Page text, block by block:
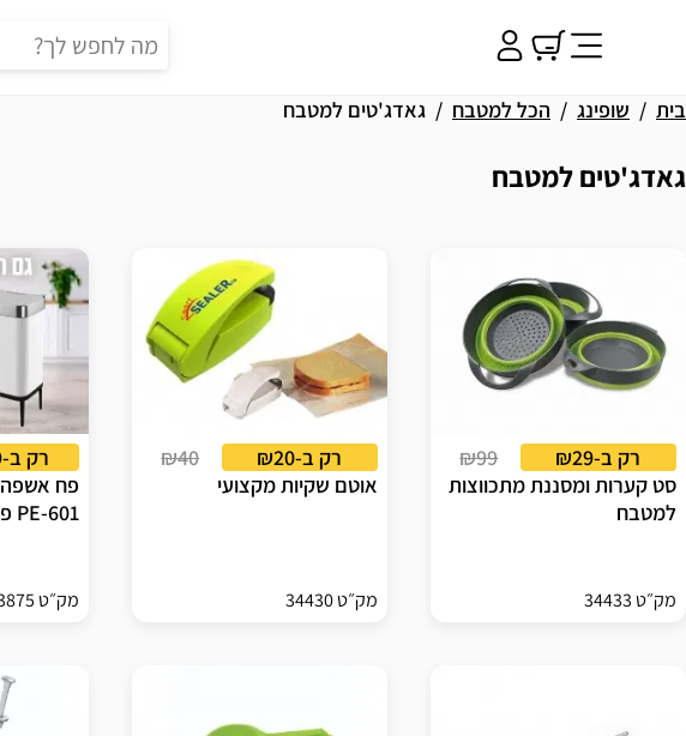
בית שופינג הכל למטבח גאדג'טים למטבח
גאדג'טים למטבח
רק ב-₪29
₪99
סט קערות ומסננת מתכווצות
למטבח
מק״ט 34433
רק ב-₪20
₪40
אוטם שקיות מקצועי
מק״ט 34430
רק ב-₪299
PE-601 פירלס Peerless
מק״ט 33875